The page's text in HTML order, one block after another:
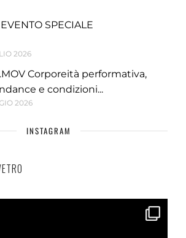
SPECIALE
2026
Corporeità performativa,
e condizioni...
2026
INSTAGRAM